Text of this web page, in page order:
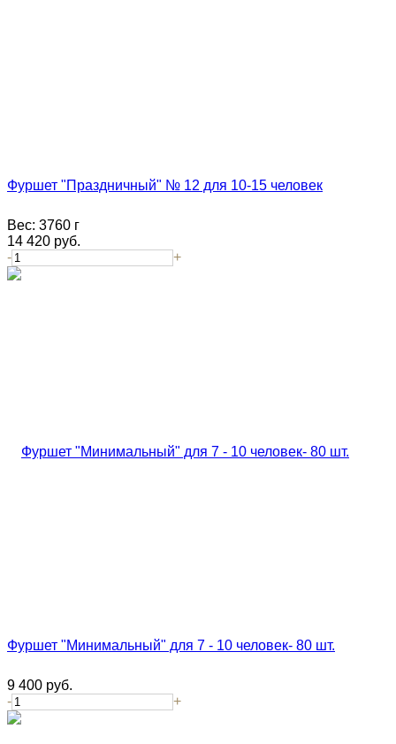
Фуршет "Праздничный" № 12 для 10-15 человек
Вес: 3760 г
14 420 руб.
-
+
Фуршет "Минимальный" для 7 - 10 человек- 80 шт.
9 400 руб.
-
+